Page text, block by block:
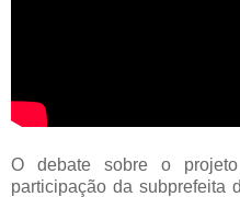
O debate sobre o
participação da subprefeita